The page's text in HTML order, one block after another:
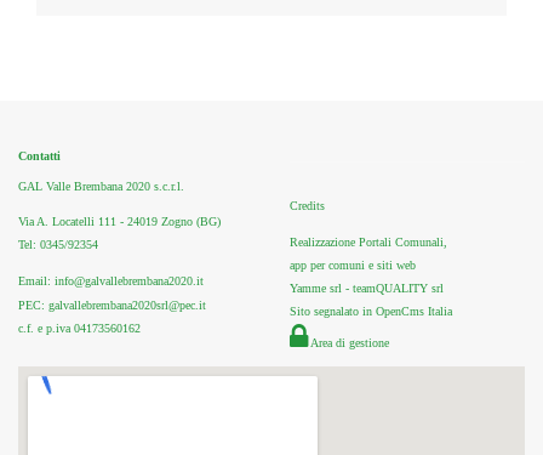
Contatti
GAL Valle Brembana 2020 s.c.r.l.
Via A. Locatelli 111 - 24019 Zogno (BG)
Tel: 0345/92354
Email: info@galvallebrembana2020.it
PEC: galvallebrembana2020srl@pec.it
c.f. e p.iva 04173560162
Credits
Realizzazione Portali Comunali,
app per comuni e siti web
Yamme srl - teamQUALITY srl
Sito segnalato in OpenCms Italia
Area di gestione